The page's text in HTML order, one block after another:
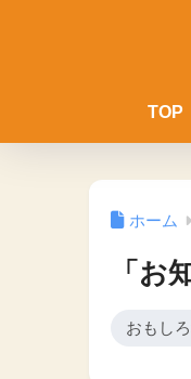
TOP
ホーム
「お
おもし